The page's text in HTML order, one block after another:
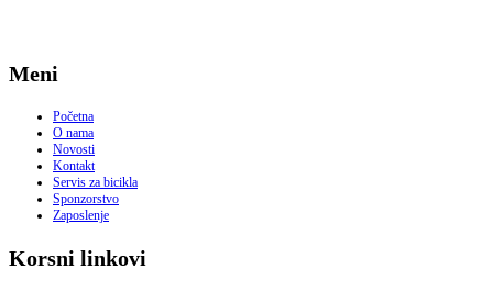
Meni
Početna
O nama
Novosti
Kontakt
Servis za bicikla
Sponzorstvo
Zaposlenje
Korsni linkovi